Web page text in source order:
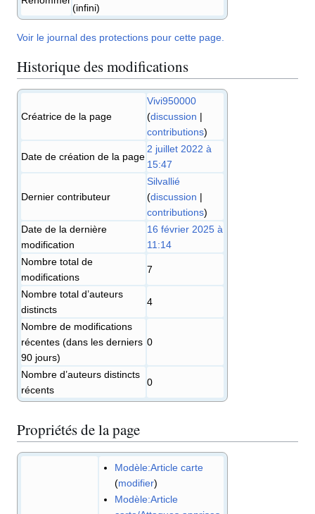
(infini)
Voir le journal des protections pour cette page.
Historique des modifications
Créatrice de la page
Vivi950000
(discussion |
contributions)
Date de création de la page
2 juillet 2022 à
15:47
Dernier contributeur
Silvallié
(discussion |
contributions)
Date de la dernière
modification
16 février 2025 à
11:14
Nombre total de
modifications
7
Nombre total d’auteurs
distincts
4
Nombre de modifications
récentes (dans les derniers
90 jours)
0
Nombre d’auteurs distincts
récents
0
Propriétés de la page
Modèle:Article carte
(modifier)
Modèle:Article